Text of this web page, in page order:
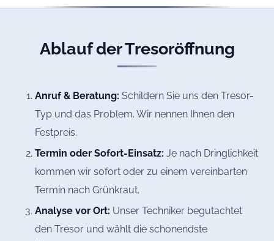
Ablauf der Tresoröffnung
Anruf & Beratung: Schildern Sie uns den Tresor-
Typ und das Problem. Wir nennen Ihnen den
Festpreis.
Termin oder Sofort-Einsatz: Je nach Dringlichkeit
kommen wir sofort oder zu einem vereinbarten
Termin nach Grünkraut.
Analyse vor Ort: Unser Techniker begutachtet
den Tresor und wählt die schonendste